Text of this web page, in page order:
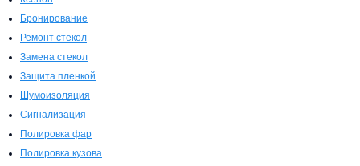
Бронирование
Ремонт стекол
Замена стекол
Защита пленкой
Шумоизоляция
Сигнализация
Полировка фар
Полировка кузова